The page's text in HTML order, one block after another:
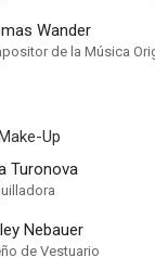
Wander
de la Música
Up
Turonova
Nebauer
de Vestuario